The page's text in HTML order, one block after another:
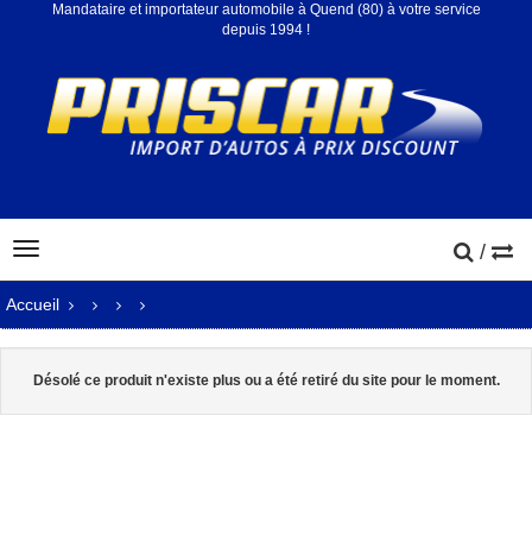
Mandataire et importateur automobile à Quend (80) à votre service
depuis 1994 !
/
Accueil
Désolé ce produit n'existe plus ou a été retiré du site pour le moment.